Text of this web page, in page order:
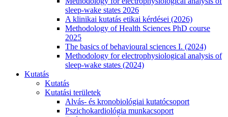
sleep-wake states 2026
A klinikai kutatás etikai kérdései (2026)
Methodology of Health Sciences PhD course
2025
The basics of behavioural sciences I. (2024)
Methodology for electrophysiological analysis of
sleep-wake states (2024)
Kutatás
Kutatás
Kutatási területek
Alvás- és kronobiológiai kutatócsoport
Pszichokardiológia munkacsoport